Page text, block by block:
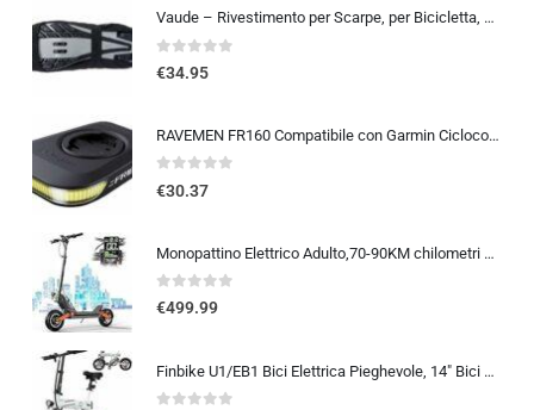
Vaude – Rivestimento per Scarpe, per Bicicletta, Gaiter
0out of 5
€34.95
RAVEMEN FR160 Compatibile con Garmin Ciclocomputer, 6 modalità di illuminazione Ciclismo Accessori per Luce Lampeggiante di a
0out of 5
€30.37
Monopattino Elettrico Adulto,70-90KM chilometri Capacità Della Batteria 48V 26Ah,Carico Massimo 150 kg, Pneumatici Da 10 Pollici, Mezzo pieghevole per spostamenti su lunghe distanze
0out of 5
€499.99
Finbike U1/EB1 Bici Elettrica Pieghevole, 14″ Bici Elettrica da 280.8 WH Batteria, Autonomia di 40 KM, Motore 250W, E-Bike…